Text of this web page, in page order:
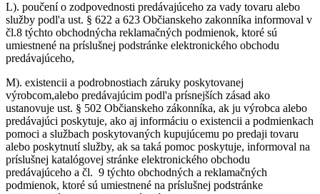
L). poučení o zodpovednosti predávajúceho za vady tovaru alebo
služby podl'a ust. § 622 a 623 Občianskeho zakonníka informoval v
čl.8 týchto obchodnýcha reklamačných podmienok, ktoré sú
umiestnené na príslušnej podstránke elektronického obchodu
predávajúceho,
M). existencii a podrobnostiach záruky poskytovanej
výrobcom,alebo predávajúcim podl'a prísnejších zásad ako
ustanovuje ust. § 502 Občianskeho zákonníka, ak ju výrobca alebo
predávajúci poskytuje, ako aj informáciu o existencii a podmienkach
pomoci a službach poskytovaných kupujúcemu po predaji tovaru
alebo poskytnutí služby, ak sa taká pomoc poskytuje, informoval na
príslušnej katalógovej stránke elektronického obchodu
predávajúceho a čl. 9 týchto obchodných a reklamačných
podmienok, ktoré sú umiestnené na príslušnej podstránke